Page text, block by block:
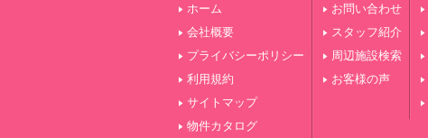
ホーム
会社概要
プライバシーポリシー
利用規約
サイトマップ
物件カタログ
お問い合わせ
スタッフ紹介
周辺施設検索
お客様の声